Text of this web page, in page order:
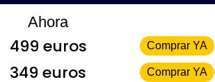
Ahora
499 euros Comprar YA
349 euros Comprar YA